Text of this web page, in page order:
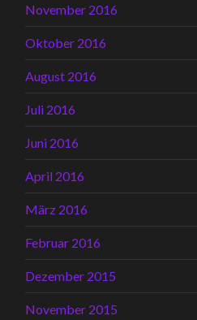
November 2016
Oktober 2016
August 2016
Juli 2016
Juni 2016
April 2016
März 2016
Februar 2016
Dezember 2015
November 2015